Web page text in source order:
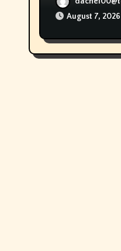
August 7, 2026